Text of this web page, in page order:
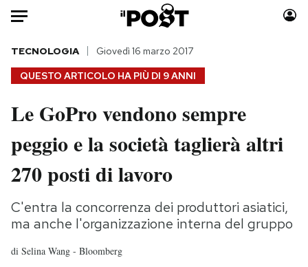
Auto
HOME
Italia
Politica
Tecnologia
Scienza
Economia
Moda
Consumismi
Media
QUESTO ARTICOLO HA PIÙ DI 9 ANNI
TECNOLOGIA Giovedì 16 marzo 2017
Le GoPro vendono sempre
peggio e la società taglierà altri
270 posti di lavoro
C'entra la concorrenza dei produttori asiatici,
ma anche l'organizzazione interna del gruppo
di Selina Wang - Bloomberg